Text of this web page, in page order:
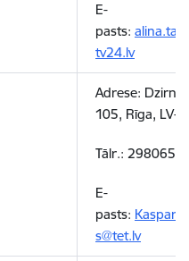
E-
pasts:
tv24.lv
Adrese:
105, Rīga, LV-
Tālr.:
E-
pasts:
s@tet.lv